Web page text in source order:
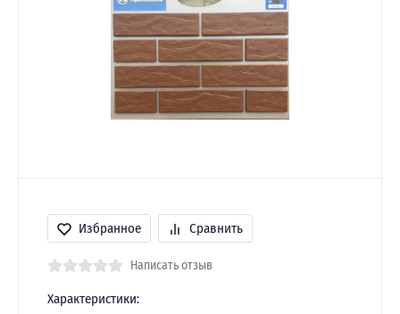
Избранное Сравнить
Написать отзыв
Характеристики: